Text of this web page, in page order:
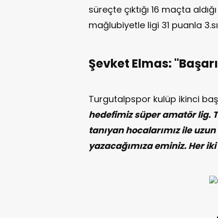
süreçte çıktığı 16 maçta
mağlubiyetle ligi 31 puanla
Şevket Elmas:
Turgutalpspor kulüp ikinci
hedefimiz süper amatör lig.
tanıyan hocalarımız ile
yazacağımıza eminiz. Her